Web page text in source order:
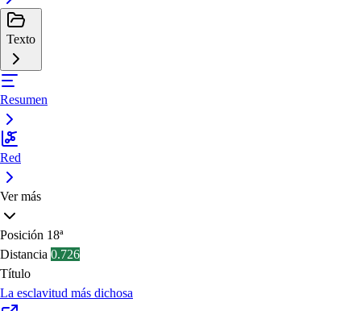
Texto
Resumen
Red
Ver más
Posición 18ª
Distancia 0.726
Título
La esclavitud más dichosa